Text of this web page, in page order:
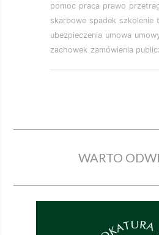
pomoc praca prawo
skarbowe spadek szkolenie
ubezpieczenia umowa
zachowek zamówienia
WARTO